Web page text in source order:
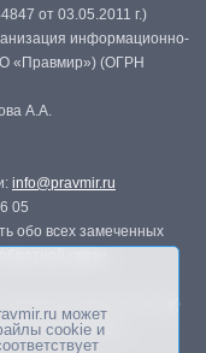
от 03.05.2011 г.)
информационно-
«Правмир») (ОГРН
А.А.
info@pravmir.ru
05
обо всех замеченных
(книгах, прессе)
редакции.
может
cookie и